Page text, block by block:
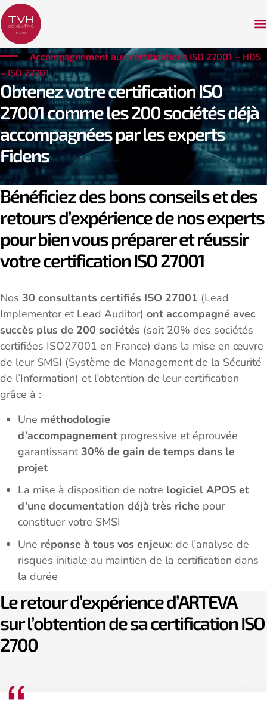
Accompagnement aux certifications ISO 27001 – HDS
– ISO 27701
Obtenez votre certification ISO
27001 comme les 200 sociétés déjà
accompagnées par les experts
Fidens
Bénéficiez des bons conseils et des
retours d’expérience de nos experts
pour bien vous préparer et réussir
votre certification ISO 27001
Nos 30 consultants certifiés ISO 27001 (Lead
Implementor et Lead Auditor) ont accompagné avec
succès plus de 200 sociétés (soit 20% des sociétés
certifiées ISO27001 en France) dans la mise en œuvre
de leur SMSI (Système de Management de la Sécurité
de l’Information) et l’obtention de leur certification
grâce à :
Une méthodologie
d’accompagnement progressive et éprouvée
garantissant 30% de gain de temps dans le
projet
La mise à disposition de notre logiciel APOS et
d’une documentation déjà très riche pour
constituer votre SMSI
Une réponse à tous vos enjeux: de l’analyse de
risques initiale au maintien de la certification dans
la durée
Le retour d’expérience d’ARTEVA
sur l’obtention de sa certification ISO
2700